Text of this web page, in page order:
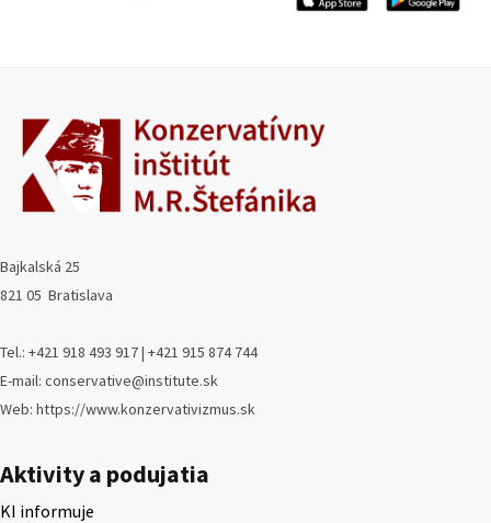
Bajkalská 25
821 05 Bratislava
Tel.: +421 918 493 917 | +421 915 874 744
E-mail: conservative@institute.sk
Web: https://www.konzervativizmus.sk
Aktivity a podujatia
KI informuje